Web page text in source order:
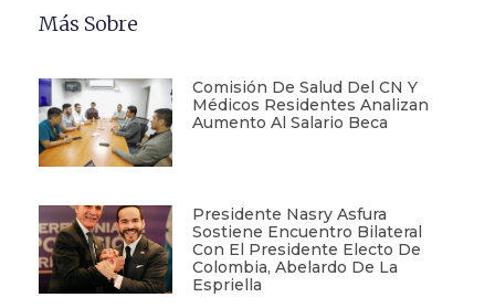
Más Sobre
Comisión De Salud Del CN Y
Médicos Residentes Analizan
Aumento Al Salario Beca
Presidente Nasry Asfura
Sostiene Encuentro Bilateral
Con El Presidente Electo De
Colombia, Abelardo De La
Espriella